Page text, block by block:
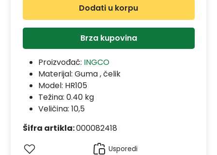
Dodati u korpu
Brza kupovina
Proizvođač: INGCO
Materijal: Guma , čelik
Model: HR105
Težina: 0.40 kg
Veličina: 10,5
Šifra artikla:000082418
Usporedi